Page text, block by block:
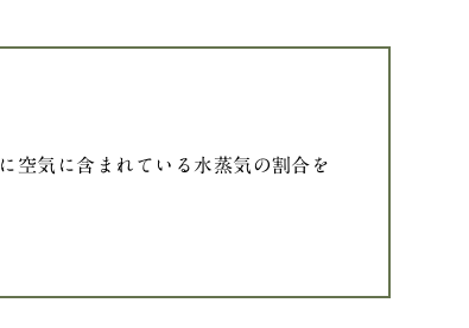
空気に含まれている水蒸気の割合を